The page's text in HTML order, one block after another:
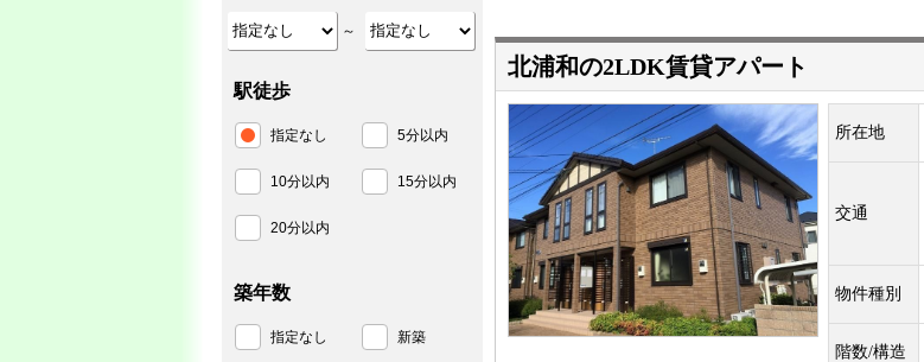
北浦和の2LDK賃貸アパート
所在地
交通
物件種別
階数/構造
～
駅徒歩
指定なし 5分以内
10分以内 15分以内
20分以内
築年数
指定なし 新築